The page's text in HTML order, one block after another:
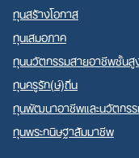
ทุนสร้างโอกาส
ทุนเสมอภาค
ทุนนวัตกรรมสายอาชีพชั้นสู
ทุนครูรัก(ษ์)ถิ่น
ทุนพัฒนาอาชีพและนวัตกรร
ทุนพระกนิษฐาสัมมาชีพ